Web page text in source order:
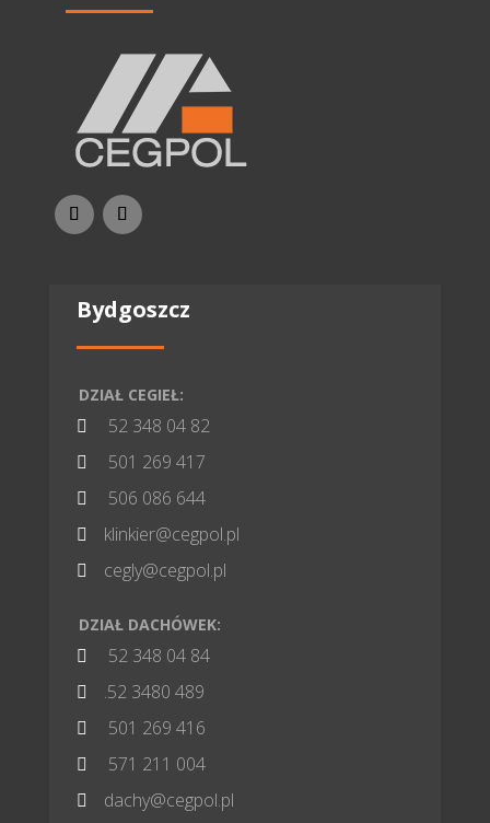
Bydgoszcz
DZIAŁ CEGIEŁ:
 52 348 04 82
 501 269 417
 506 086 644
 klinkier@cegpol.pl
 cegly@cegpol.pl
DZIAŁ DACHÓWEK:
 52 348 04 84
 .52 3480 489
 501 269 416
 571 211 004
 dachy@cegpol.pl